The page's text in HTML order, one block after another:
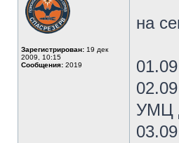
Зарегистрирован: 19 дек
2009, 10:15
Сообщения: 2019
на
УМЦ